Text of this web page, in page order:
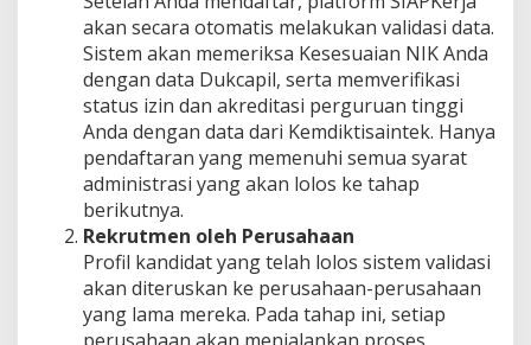
akan secara otomatis melakukan validasi data.
Sistem akan memeriksa Kesesuaian NIK Anda
dengan data Dukcapil, serta memverifikasi
status izin dan akreditasi perguruan tinggi
Anda dengan data dari Kemdiktisaintek. Hanya
pendaftaran yang memenuhi semua syarat
administrasi yang akan lolos ke tahap
berikutnya.
Rekrutmen oleh Perusahaan
Profil kandidat yang telah lolos sistem validasi
akan diteruskan ke perusahaan-perusahaan
yang lama mereka. Pada tahap ini, setiap